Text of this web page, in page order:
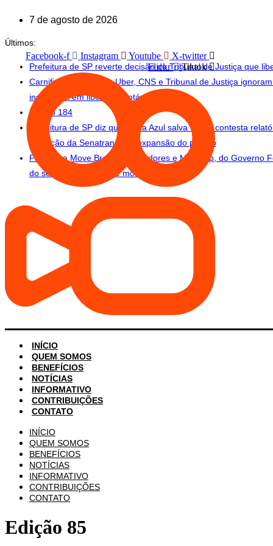
para
conteúdo
7 de agosto de 2026
Últimos:
Prefeitura de SP reverte decisão do Tribunal de Justiça que
Carnificina no asfalto: Uber, CNS e Tribunal de Justiça
insistência em liberar mototáxi
Edição 184
Prefeitura de SP diz que Faixa Azul salva vidas, contesta
liberação da Senatran para expansão do projeto
Programa Move Brasil Entregadores e Motoapp, do Governo
do setor de motofrete e mototáxi
Facebook-f Instagram Youtube
X-twitter
Flickr
Tiktok
INÍCIO
QUEM SOMOS
BENEFÍCIOS
NOTÍCIAS
INFORMATIVO
CONTRIBUIÇÕES
CONTATO
INÍCIO
QUEM SOMOS
BENEFÍCIOS
NOTÍCIAS
INFORMATIVO
CONTRIBUIÇÕES
CONTATO
Edição 85